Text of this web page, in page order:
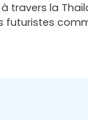
travers la
futuristes